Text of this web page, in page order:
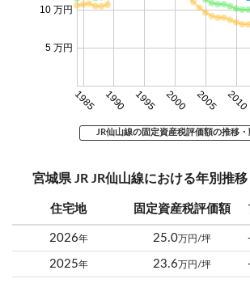
1985 1990 1995 2000 2005 2010
5 万円
10 万円
JR仙山線の固定資産税評価額の推移・
宮城県 JR JR仙山線における年別推移
住宅地 固定資産税評価額
2026年 25.0万円/坪
2025年 23.6万円/坪